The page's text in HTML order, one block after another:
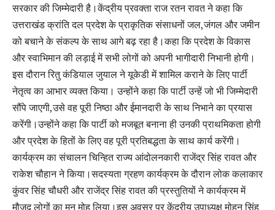
सरकार की जिम्मेदारी है।केंद्रीय प्रवक्ता राज रतन रावत ने कहा कि
उत्तराखंड क्रांति दल प्रदेश के प्राकृतिक संसाधनों जल,जंगल और जमीन
को बचाने के संकल्प के साथ आगे बढ़ रहा है।कहा कि प्रदेश के विकास
और स्वाभिमान की लड़ाई में सभी लोगों को अपनी भागीदारी निभानी होगी।
इस दौरान रितु कंडियाल जुयाल ने यूकेडी में शामिल कराने के लिए पार्टी
नेतृत्व का आभार व्यक्त किया। उन्होंने कहा कि पार्टी उन्हें जो भी जिम्मेदारी
सौंपे जाएगी,उसे वह पूरी निष्ठा और ईमानदारी के साथ निभाने का प्रयास
करेंगी।उन्होंने कहा कि पार्टी को मजबूत बनाना ही उनकी प्राथमिकता होगी
और प्रदेश के हितों के लिए वह पूरी प्रतिबद्धता के साथ कार्य करेंगी।
कार्यक्रम का संचालन चिन्हित राज्य आंदोलनकारी राजेंद्र सिंह रावत और
राकेश चौहान ने किया।सदस्यता ग्रहण कार्यक्रम के दौरान लोक कलाकार
कुंवर सिंह चौधरी और राजेंद्र सिंह रावत की प्रस्तुतियों ने कार्यक्रम में
मौजूद लोगों का मन मोह लिया।इस अवसर पर केंद्रीय उपाध्यक्ष मोहन सिंह